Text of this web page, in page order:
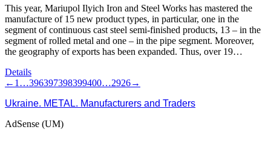
This year, Mariupol Ilyich Iron and Steel Works has mastered the
manufacture of 15 new product types, in particular, one in the
segment of continuous cast steel semi-finished products, 13 – in the
segment of rolled metal and one – in the pipe segment. Moreover,
the geography of exports has been expanded. Thus, over 19…
Details
← 1 …396397398399400…2926→
Ukraine. METAL. Manufacturers and Traders
AdSense (UM)